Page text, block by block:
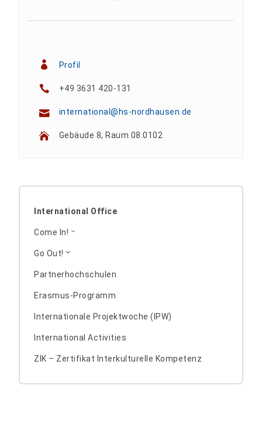
Profil
+49 3631 420-131
international@hs-nordhausen.de
Gebäude 8, Raum 08.0102
International Office
Come In!
Go Out!
Partnerhochschulen
Erasmus-Programm
Internationale Projektwoche (IPW)
International Activities
ZIK – Zertifikat Interkulturelle Kompetenz